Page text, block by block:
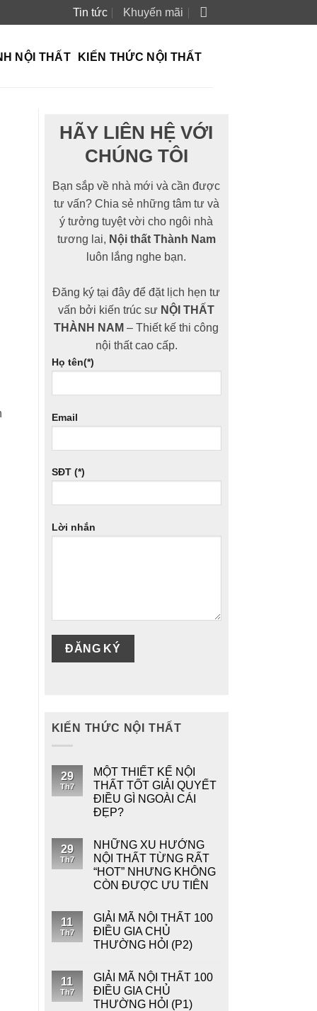
Tin tức Khuyến mãi
NỘI THẤT KIẾN THỨC NỘI THẤT
HÃY LIÊN HỆ VỚI
CHÚNG TÔI
Bạn sắp về nhà mới và cần được
tư vấn? Chia sẻ những tâm tư và
ý tưởng tuyệt vời cho ngôi nhà
tương lai, Nội thất Thành Nam
luôn lắng nghe bạn.
Đăng ký tại đây để đặt lịch hẹn tư
vấn bởi kiến trúc sư NỘI THẤT
THÀNH NAM – Thiết kế thi công
nội thất cao cấp.
Họ tên(*)
Email
SĐT (*)
Lời nhắn
KIẾN THỨC NỘI THẤT
29
Th7
MỘT THIẾT KẾ NỘI
THẤT TỐT GIẢI QUYẾT
ĐIỀU GÌ NGOÀI CÁI
ĐẸP?
29
Th7
NHỮNG XU HƯỚNG
NỘI THẤT TỪNG RẤT
“HOT” NHƯNG KHÔNG
CÒN ĐƯỢC ƯU TIÊN
11
Th7
GIẢI MÃ NỘI THẤT 100
ĐIỀU GIA CHỦ
THƯỜNG HỎI (P2)
11
Th7
GIẢI MÃ NỘI THẤT 100
ĐIỀU GIA CHỦ
THƯỜNG HỎI (P1)